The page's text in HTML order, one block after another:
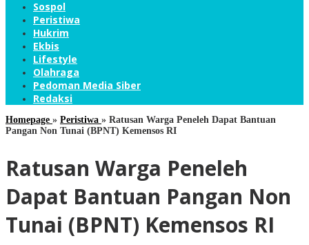
Sospol
Peristiwa
Hukrim
Ekbis
Lifestyle
Olahraga
Pedoman Media Siber
Redaksi
Homepage » Peristiwa » Ratusan Warga Peneleh Dapat Bantuan
Pangan Non Tunai (BPNT) Kemensos RI
Ratusan Warga Peneleh
Dapat Bantuan Pangan Non
Tunai (BPNT) Kemensos RI